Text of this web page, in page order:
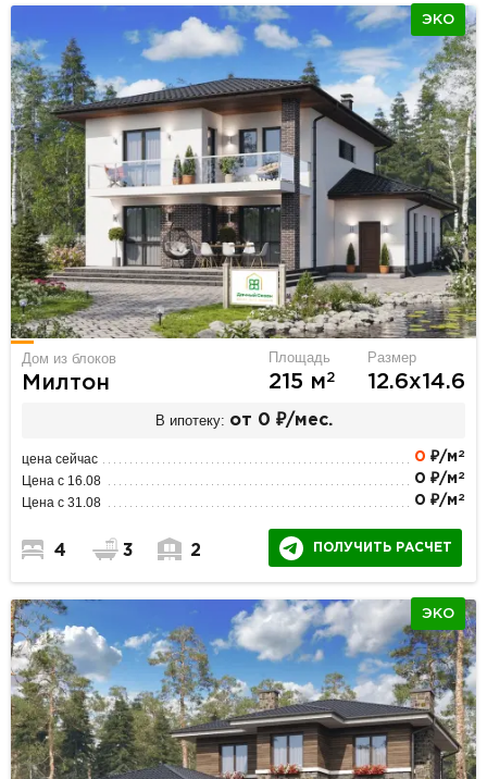
ЭКО
Дом из блоков
Милтон
Площадь
215 м2
Размер
12.6х14.6
В ипотеку: от 0 ₽/мес.
цена сейчас 0 ₽/м 2
Цена с 16.08 0 ₽/м 2
Цена с 31.08 0 ₽/м 2
4 3 2 ПОЛУЧИТЬ РАСЧЕТ
ЭКО